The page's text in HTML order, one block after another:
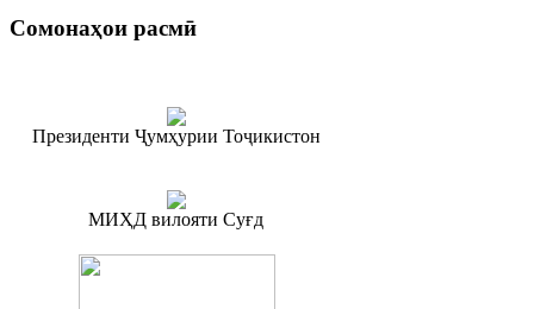
Сомонаҳои расмӣ
Президенти Ҷумҳурии Тоҷикистон
МИҲД вилояти Суғд